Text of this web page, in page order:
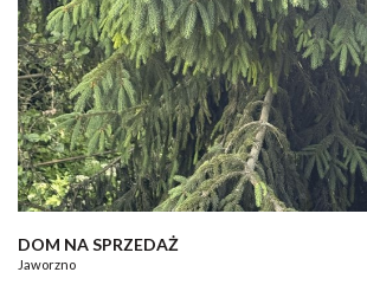
DOM NA SPRZEDAŻ
Jaworzno